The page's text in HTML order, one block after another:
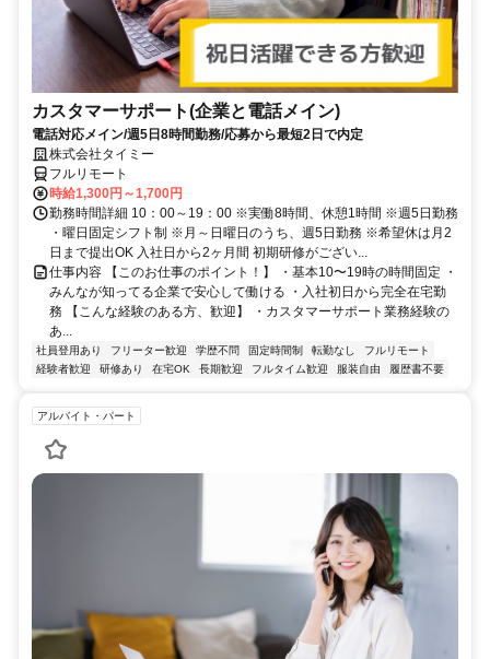
カスタマーサポート(企業と電話メイン)
電話対応メイン/週5日8時間勤務/応募から最短2日で内定
株式会社タイミー
フルリモート
時給1,300円～1,700円
勤務時間詳細 10：00～19：00 ※実働8時間、休憩1時間 ※週5日勤務
・曜日固定シフト制 ※月～日曜日のうち、週5日勤務 ※希望休は月2
日まで提出OK 入社日から2ヶ月間 初期研修がござい...
仕事内容 【このお仕事のポイント！】 ・基本10〜19時の時間固定 ・
みんなが知ってる企業で安心して働ける ・入社初日から完全在宅勤
務 【こんな経験のある方、歓迎】 ・カスタマーサポート業務経験の
あ...
社員登用あり フリーター歓迎 学歴不問 固定時間制 転勤なし
フルリモート
経験者歓迎
研修あり 在宅OK 長期歓迎 フルタイム歓迎 服装自由 履歴書不要
アルバイト・パート